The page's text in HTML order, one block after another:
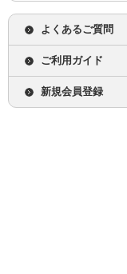
よくあるご質問
ご利用ガイド
新規会員登録